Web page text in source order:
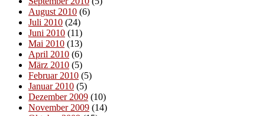
August 2010 (6)
Juli 2010 (24)
Juni 2010 (11)
Mai 2010 (13)
April 2010 (6)
März 2010 (5)
Februar 2010 (5)
Januar 2010 (5)
Dezember 2009 (10)
November 2009 (14)